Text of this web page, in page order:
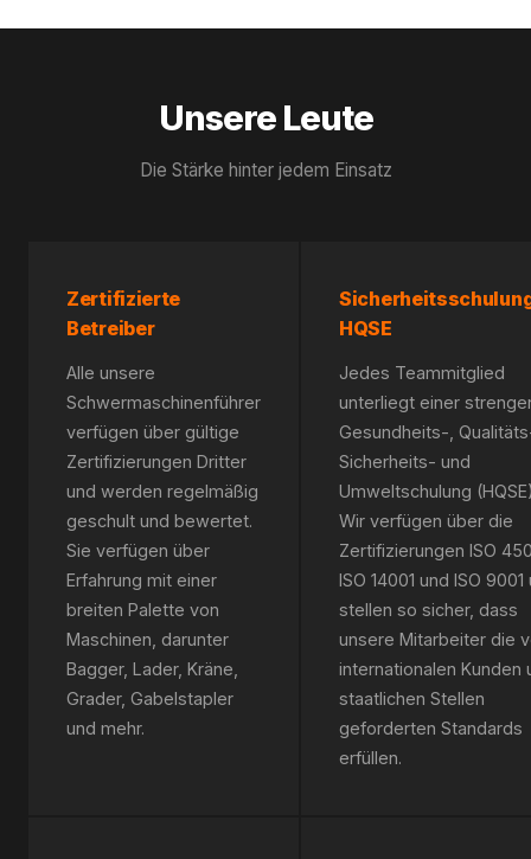
Unsere Leute
Die Stärke hinter jedem Einsatz
Zertifizierte
Betreiber
Alle unsere
Schwermaschinenführer
verfügen über gültige
Zertifizierungen Dritter
und werden regelmäßig
geschult und bewertet.
Sie verfügen über
Erfahrung mit einer
breiten Palette von
Maschinen, darunter
Bagger, Lader, Kräne,
Grader, Gabelstapler
und mehr.
HQSE
Jedes Teammitglied
unterliegt einer
Gesundheits-,
Sicherheits- und
Umweltschulung
Wir verfügen über die
Zertifizierungen ISO
ISO 14001 und ISO 9001
stellen so sicher, dass
unsere Mitarbeiter die
internationalen Kunden
staatlichen Stellen
geforderten Standards
erfüllen.